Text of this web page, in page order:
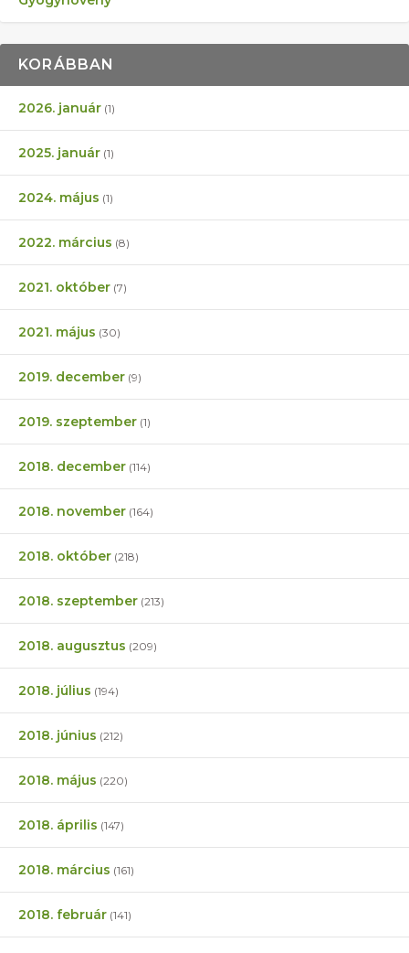
KORÁBBAN
2026. január (1)
2025. január (1)
2024. május (1)
2022. március (8)
2021. október (7)
2021. május (30)
2019. december (9)
2019. szeptember (1)
2018. december (114)
2018. november (164)
2018. október (218)
2018. szeptember (213)
2018. augusztus (209)
2018. július (194)
2018. június (212)
2018. május (220)
2018. április (147)
2018. március (161)
2018. február (141)